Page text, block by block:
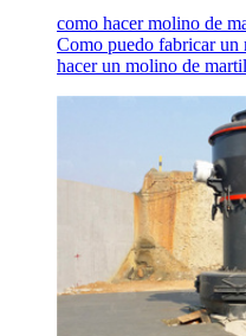
como hacer molino de
Como puedo fabricar
hacer un molino de